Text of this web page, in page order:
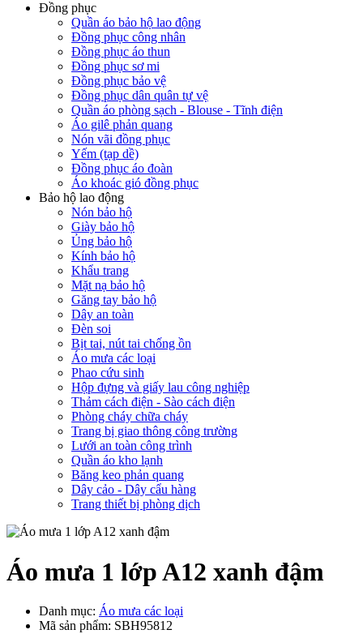
Đồng phục
Quần áo bảo hộ lao động
Đồng phục công nhân
Đồng phục áo thun
Đồng phục sơ mi
Đồng phục bảo vệ
Đồng phục dân quân tự vệ
Quần áo phòng sạch - Blouse - Tĩnh điện
Áo gilê phản quang
Nón vãi đồng phục
Yếm (tạp dề)
Đồng phục áo đoàn
Áo khoác gió đồng phục
Bảo hộ lao động
Nón bảo hộ
Giày bảo hộ
Ủng bảo hộ
Kính bảo hộ
Khẩu trang
Mặt nạ bảo hộ
Găng tay bảo hộ
Dây an toàn
Đèn soi
Bịt tai, nút tai chống ồn
Áo mưa các loại
Phao cứu sinh
Hộp đựng và giấy lau công nghiệp
Thảm cách điện - Sào cách điện
Phòng cháy chữa cháy
Trang bị giao thông công trường
Lưới an toàn công trình
Quần áo kho lạnh
Băng keo phản quang
Dây cảo - Dây cẩu hàng
Trang thiết bị phòng dịch
Áo mưa 1 lớp A12 xanh đậm
Danh mục: Áo mưa các loại
Mã sản phẩm: SBH95812